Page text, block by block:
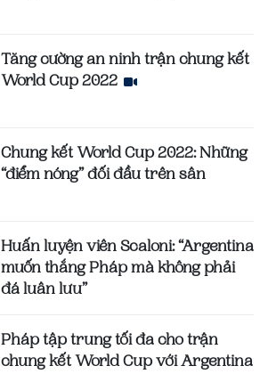
Tăng cường an ninh trận chung kết
World Cup 2022
Chung kết World Cup 2022: Những
“điểm nóng” đối đầu trên sân
Huấn luyện viên Scaloni: “Argentina
muốn thắng Pháp mà không phải
đá luân lưu”
Pháp tập trung tối đa cho trận
chung kết World Cup với Argentina